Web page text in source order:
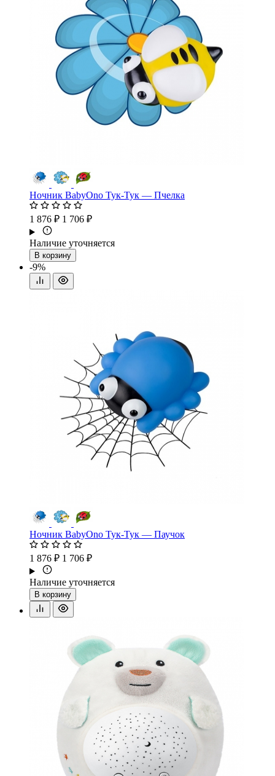
Ночник BabyOno Тук-Тук — Пчелка
1 876 ₽ 1 706 ₽
Наличие уточняется
В корзину
-9%
Ночник BabyOno Тук-Тук — Паучок
1 876 ₽ 1 706 ₽
Наличие уточняется
В корзину